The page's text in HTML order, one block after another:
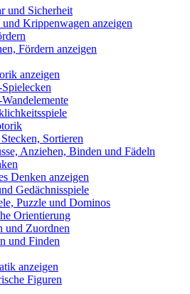
und Sicherheit
und Krippenwagen anzeigen
Fördern anzeigen
anzeigen
Sortieren
Anziehen, Binden und Fädeln
Denken anzeigen
Gedächnisspiele
Puzzle und Dominos
Orientierung
und Zuordnen
und Finden
anzeigen
Figuren